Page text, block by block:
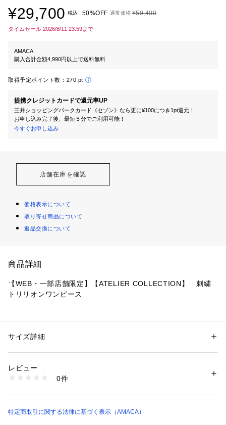
¥29,700 税込 50%OFF 通常価格 ¥59,400
タイムセール 2026/8/11 23:59まで
AMACA
購入合計金額4,990円以上で送料無料
取得予定ポイント数： 270 pt
提携クレジットカードで還元率UP
三井ショッピングパークカード《セゾン》なら更に¥100につき1pt還元！
お申し込み完了後、最短５分でご利用可能！
今すぐお申し込み
店舗在庫を確認
価格表示について
取り寄せ商品について
返品交換について
商品詳細
【WEB・一部店舗限定】【ATELIER COLLECTION】　刺繍
トリリオンワンピース
ティのRibbon medallionをモチーフに刺繍生地を襟に使用した
アセ混の落ち着いた光沢感のある素材を使用しており、フロン
トにはビジュー釦をつけ、アマカにしかないノーブルな夏のワ
【素材特性】
性別：レディース
素材：表地 本体 トリアセテート52% 麻31% 再生繊維（セルロース）1
複合繊維（ポリエステル）
生産国：日本製
V5J70557-- （ショップ）
サイズ詳細
レビュー
0件
特定商取引に関する法律に基づく表示（AMACA）